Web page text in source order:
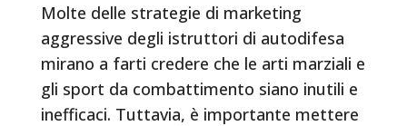
Molte delle strategie di marketing
aggressive degli istruttori di autodifesa
mirano a farti credere che le arti marziali e
gli sport da combattimento siano inutili e
inefficaci. Tuttavia, è importante mettere